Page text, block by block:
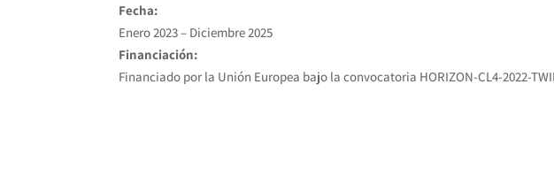
Fecha:
Enero 2023 – Diciembre 2025
Financiación:
Financiado por la Unión Europea bajo la convocatoria HORIZON-CL4-2022-